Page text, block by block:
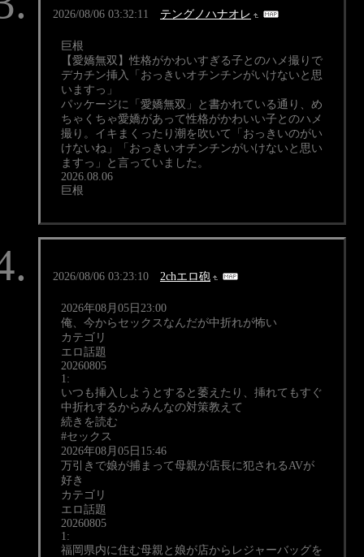
2026/08/06 03:32:11 テングノハナオレ
巨根
【愛嬌無双】性格がかわいすぎる子とのハメ撮りで
デカチン挿入「おっきいオチンチンがいけないと思
いますっ」
パッケージに「愛嬌無双」と書かれている通り、め
ちゃくちゃ愛嬌があって性格がかわいい子とのハメ
撮り。イキまくったり潮を吹いて「おっきいのがい
けないね」「おっきいオチンチンがいけないと思い
ますっ」と言っていました。
2026.08.06
巨根
2026/08/06 03:23:10 2chエロ砲
2026年08月05日23:00
俺、今からセックスなんだが中折れが怖い
カテゴリ
エロ話題
20260805
1:
いつも挿入しようとすると萎えたり、挿れてもすぐ
中折れするからみんなの対策教えて
続きを読む
#セックス
2026年08月05日15:46
万引きで娘が捕まって母親が店長に犯されるAVが
好き
カテゴリ
エロ話題
20260805
1:
福岡県内に住む母親と娘が店からレジャーバッグを